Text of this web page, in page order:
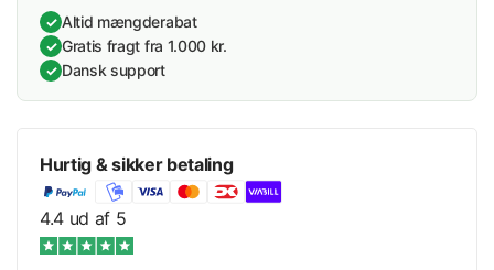
✓ Altid mængderabat
✓ Gratis fragt fra 1.000 kr.
✓ Dansk support
Hurtig & sikker betaling
4.4 ud af 5